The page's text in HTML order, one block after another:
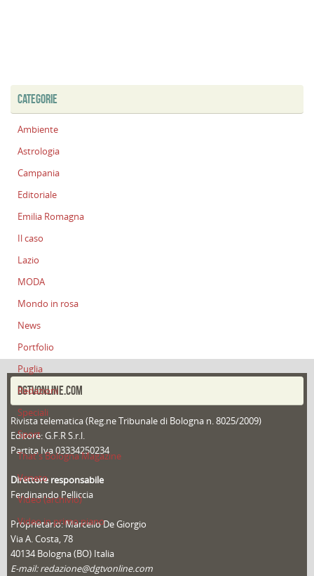
CATEGORIE
Ambiente
Astrologia
Campania
Editoriale
Emilia Romagna
Il caso
Lazio
MODA
Mondo in rosa
News
Portfolio
Puglia
Redazioni
Speciali
Sport
That's Bologna Magazine
Veneto
Video (archivio)
Video in primo piano
DGTVONLINE.COM
Rivista telematica (Reg.ne Tribunale di Bologna n. 8025/2009)
Editore: G.F.R S.r.l.
Partita Iva 03334250234
Direttore responsabile
Ferdinando Pelliccia
Proprietario: Marcello De Giorgio
Via A. Costa, 78
40134 Bologna (BO) Italia
E-mail: redazione@dgtvonline.com